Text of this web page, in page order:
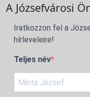
A Józsefvárosi
Iratkozzon fel a
hírleveleire!
Teljes név